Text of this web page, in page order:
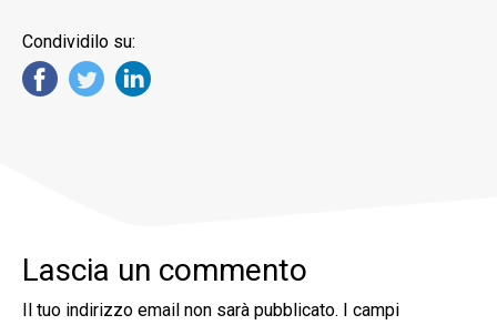
Condividilo su:
Lascia un commento
Il tuo indirizzo email non sarà pubblicato.
I campi